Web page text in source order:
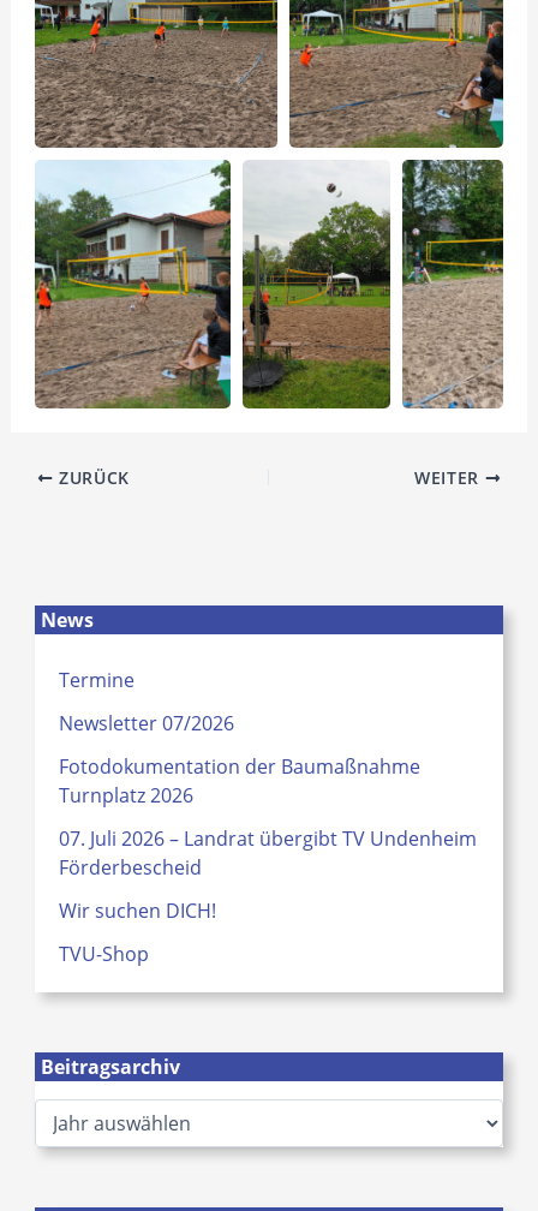
News
Termine
Newsletter 07/2026
Fotodokumentation der Baumaßnahme
Turnplatz 2026
07. Juli 2026 – Landrat übergibt TV Undenheim
Förderbescheid
Wir suchen DICH!
TVU-Shop
Beitragsarchiv
A
i
ZURÜCK WEITER